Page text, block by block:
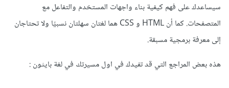
سيساعدك على فهم كيفية بناء واجهات المستخدم والتفاعل مع
المتصفحات. كما أن HTML و CSS هما لغتان سهلتان نسبيًا ولا تحتاجان
إلى معرفة برمجية مسبقة.
هذه بعض المراجع التي قد تفيدك في اول مسيرتك في لغة بايثون